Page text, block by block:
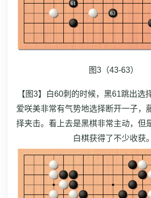
图3（43-63）
【图3】白60刺的时候，黑61跳出选
爱咲美非常有气势地选择断开一子，
择夹击。看上去是黑棋非常主动，但
白棋获得了不少收获。